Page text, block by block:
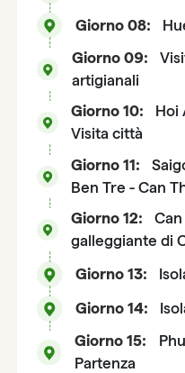
Giorno 08:
Giorno 09:
artigianali
Giorno 10:
Hoi
Visita città
Giorno 11:
Ben Tre - Can
Giorno 12:
galleggiante di
Giorno 13:
Giorno 14:
Giorno 15:
Partenza